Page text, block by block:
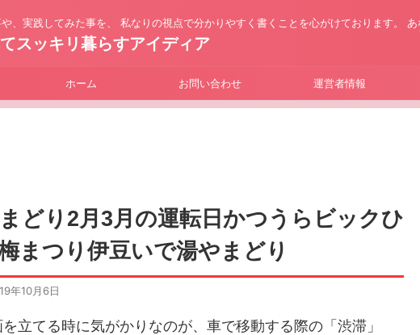
、実践してみた事を、 私なりの視点で分かりやすく書くことを心がけております。
スッキリ暮らすアイディア
ホーム お問い合わせ 運営者情報
どり2月3月の運転日かつうらビックひ
まつり伊豆いで湯やまどり
年10月6日
立てる時に気がかりなのが、車で移動する際の「渋滞」